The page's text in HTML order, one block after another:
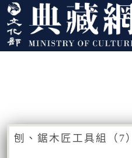
跳到主要內容
:::
刨、鋸木匠工具組（7）